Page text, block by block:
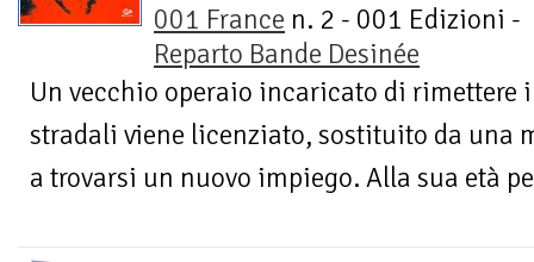
001 France n. 2 - 001 Edizioni -
Reparto Bande Desinée
Un vecchio operaio incaricato di rimettere
stradali viene licenziato, sostituito da una
a trovarsi un nuovo impiego. Alla sua età